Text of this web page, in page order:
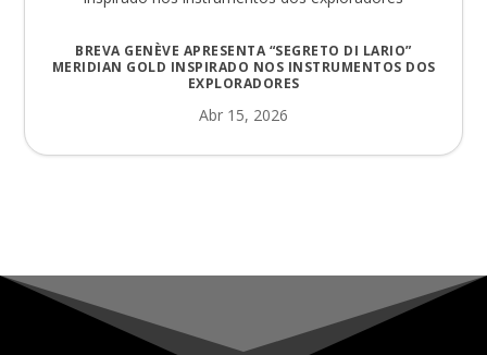
BREVA GENÈVE APRESENTA “SEGRETO DI LARIO”
MERIDIAN GOLD INSPIRADO NOS INSTRUMENTOS DOS
EXPLORADORES
Abr 15, 2026